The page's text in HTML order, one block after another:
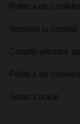
Politica de
Termeni și condiții
Conditii ofertare
Politica de cookies
Setari cookie